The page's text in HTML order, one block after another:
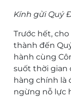
Kính gửi Quý
Trước hết,
thành đến
hành cùng
suốt thời gian
hàng chính là
ngừng nỗ lực